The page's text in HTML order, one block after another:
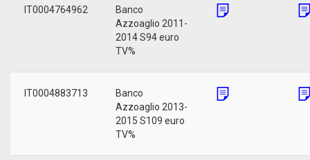
IT0004764962
Banco
Azzoaglio 2011-
2014 S94 euro
TV%
IT0004883713
Banco
Azzoaglio 2013-
2015 S109 euro
TV%